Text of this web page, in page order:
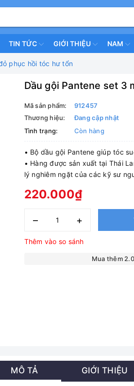
TIN TỨC GIỚI THIỆU NAM
phục hồi tóc hư tổn
Dầu gội Pantene set 3
Mã sản phẩm:
912457
Thương hiệu:
Đang cập nhật
Tình trạng:
Còn hàng
• Bộ dầu gội Pantene giúp tóc
• Hàng được sản xuất tại Thái
lý nghiêm ngặt của các kỹ sư
220.000₫
– +
Thêm vào so sánh
Mua thêm
MÔ TẢ GIỚI THIỆU